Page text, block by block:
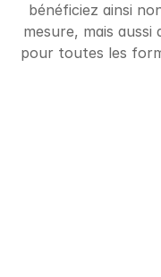
bénéficiez ainsi
mesure, mais aussi
pour toutes les